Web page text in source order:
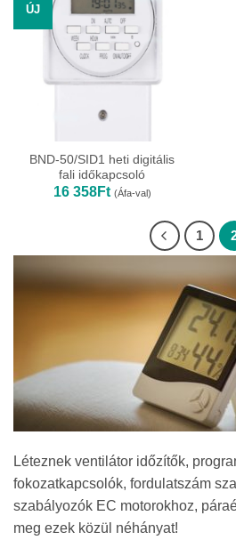
ÚJ
BND-50/SID1 heti digitális
fali időkapcsoló
16 358Ft (Áfa-val)
1
Léteznek ventilátor időzítők,
fokozatkapcsolók, fordulatszám
szabályozók EC motorokhoz,
meg ezek közül néhányat!